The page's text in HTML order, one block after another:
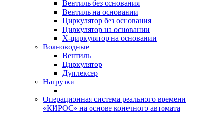
Вентиль без основания
Вентиль на основании
Циркулятор без основания
Циркулятор на основании
Х-циркулятор на основании
Волноводные
Вентиль
Циркулятор
Дуплексер
Нагрузки
Операционная система реального времени
«КИРОС» на основе конечного автомата